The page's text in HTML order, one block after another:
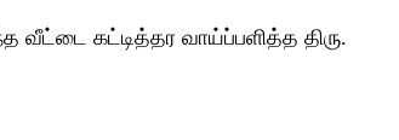
வீட்டை கட்டித்தர வாய்ப்பளித்த திரு.